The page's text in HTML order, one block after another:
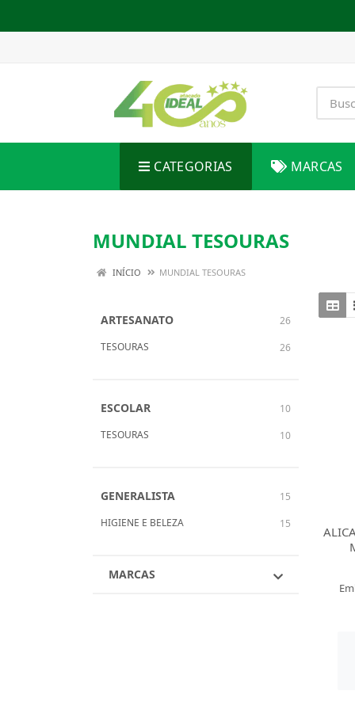
CATEGORIAS MARCAS
MUNDIAL TESOURAS
INÍCIO MUNDIAL TESOURAS
ARTESANATO
26
TESOURAS
26
ESCOLAR
10
TESOURAS
10
GENERALISTA
15
HIGIENE E BELEZA
15
MARCAS